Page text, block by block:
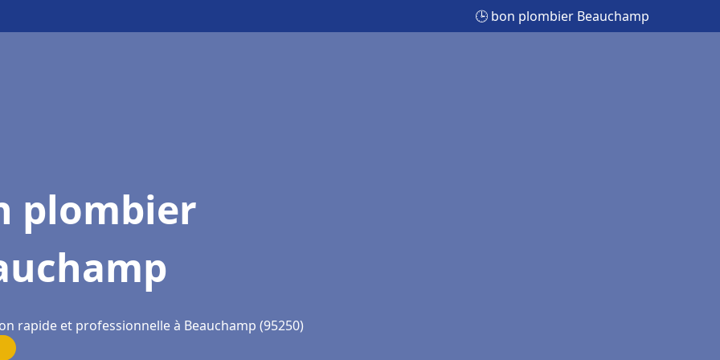
🕒 bon plombier Beauchamp
plombier
rapide et professionnelle à Beauchamp (95250)